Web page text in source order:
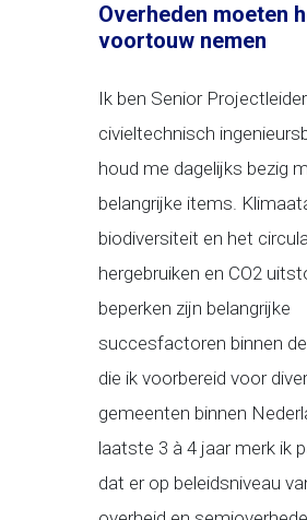
Overheden moeten
voortouw nemen
Ik ben Senior
civieltechnisch
houd me dagelijks bezig
belangrijke items.
biodiversiteit en het
hergebruiken en CO2
beperken zijn belangrijke
succesfactoren binnen
die ik voorbereid voor
gemeenten binnen
laatste 3 à 4 jaar merk ik
dat er op beleidsniveau